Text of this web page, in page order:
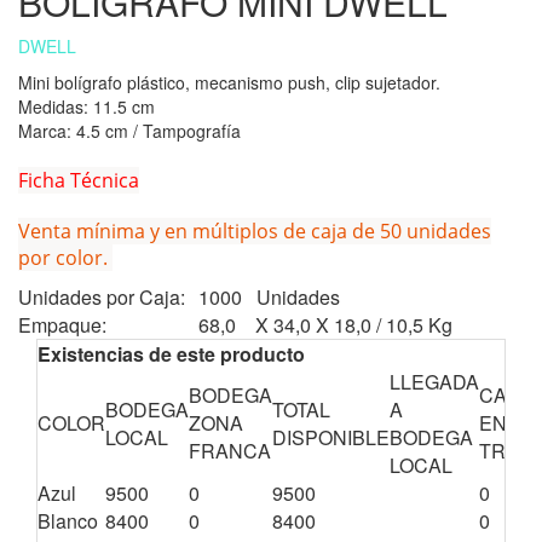
DWELL
Mini bolígrafo plástico, mecanismo push, clip sujetador.
Medidas: 11.5 cm
Marca: 4.5 cm / Tampografía
Ficha Técnica
Venta mínima y en múltiplos de caja de 50 unidades
por color.
Unidades por Caja: 1000 Unidades
Empaque:
68,0 X 34,0 X 18,0 / 10,5 Kg
Existencias de este producto
COLORBODEGA
LOCAL
BODEGA
ZONA
FRANCA
TOTAL
DISPONIBLE
LLEGADA
A
BODEGA
LOCAL
EN
Azul
9500 0 9500
0
Blanco 8400 0 8400
0